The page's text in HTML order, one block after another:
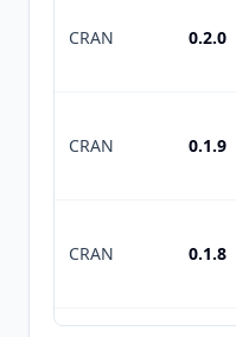
CRAN 0.2.0
CRAN 0.1.9
CRAN 0.1.8